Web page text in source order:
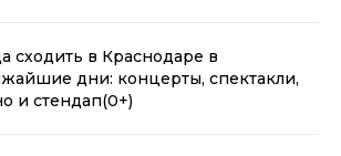
сходить в Краснодаре в
дни: концерты, спектакли,
и стендап(0+)